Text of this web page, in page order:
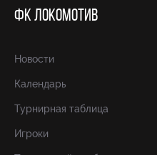
ФК ЛОКОМОТИВ
Новости
Календарь
Турнирная таблица
Игроки